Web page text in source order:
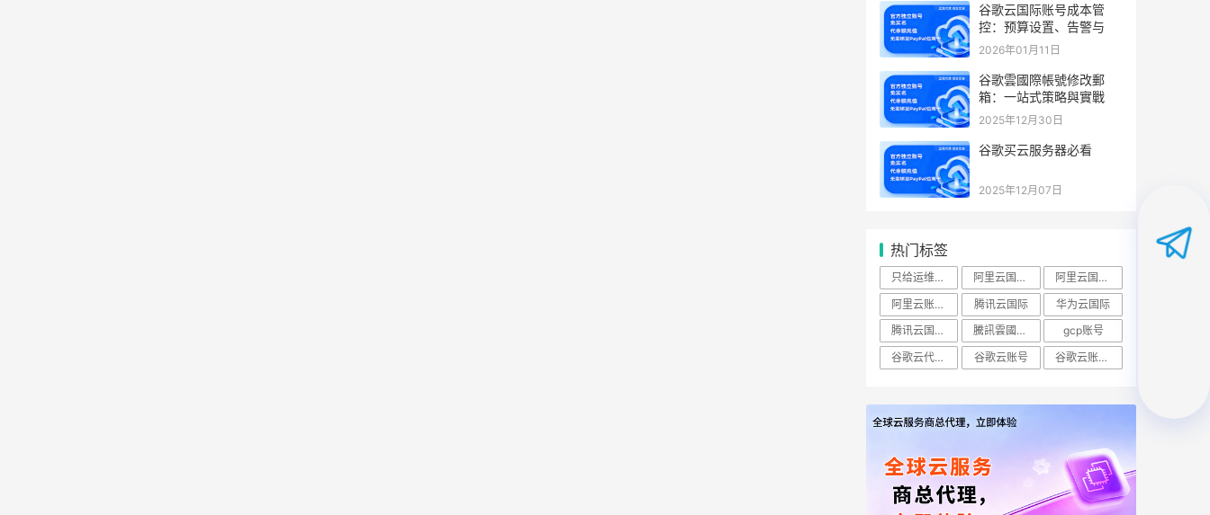
谷歌云国际账号成本管
控：预算设置、告警与
2026年01月11日
谷歌雲國際帳號修改郵
箱：一站式策略與實戰
2025年12月30日
谷歌买云服务器必看
2025年12月07日
热门标签
只给运维开ECS查看权限怎么做？ 阿里云国际账号
阿里云国际站
阿里云账号购买：（RAM）授权
腾讯云国际
华为云国际
腾讯云国际版
騰訊雲國際站
gcp账号
谷歌云代理商
谷歌云账号 谷歌云账号购买